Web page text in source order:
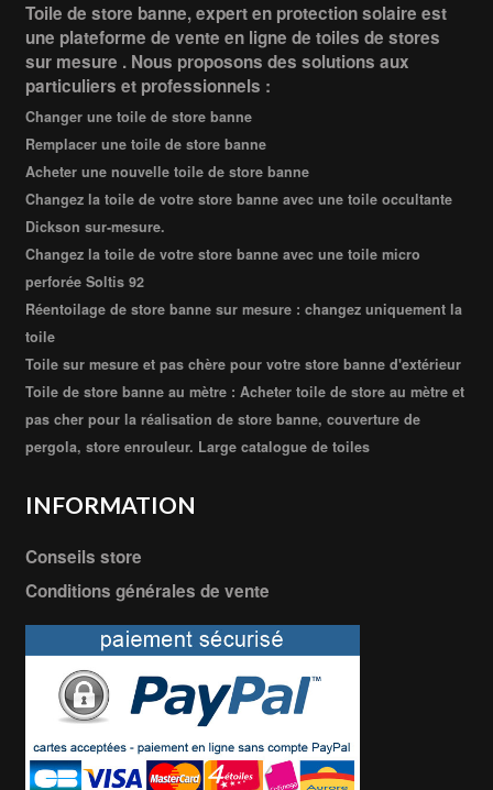
Toile de store banne, expert en protection solaire est
une plateforme de vente en ligne de toiles de stores
sur mesure . Nous proposons des solutions aux
particuliers et professionnels :
Changer une toile de store banne
Remplacer une toile de store banne
Acheter une nouvelle toile de store banne
Changez la toile de votre store banne avec une toile occultante
Dickson sur-mesure.
Changez la toile de votre store banne avec une toile micro
perforée Soltis 92
Réentoilage de store banne sur mesure : changez uniquement la
toile
Toile sur mesure et pas chère pour votre store banne d'extérieur
Toile de store banne au mètre : Acheter toile de store au mètre et
pas cher pour la réalisation de store banne, couverture de
pergola, store enrouleur. Large catalogue de toiles
INFORMATION
Conseils store
Conditions générales de vente